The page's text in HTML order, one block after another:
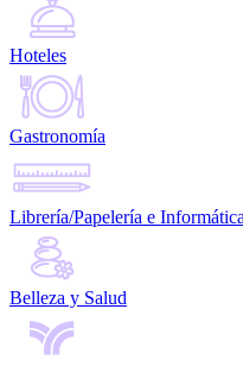
Hoteles
Gastronomía
Librería/Papelería e Informática
Belleza y Salud